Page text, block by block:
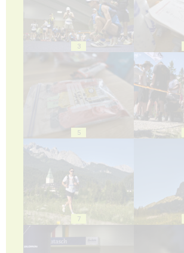
3
5
7